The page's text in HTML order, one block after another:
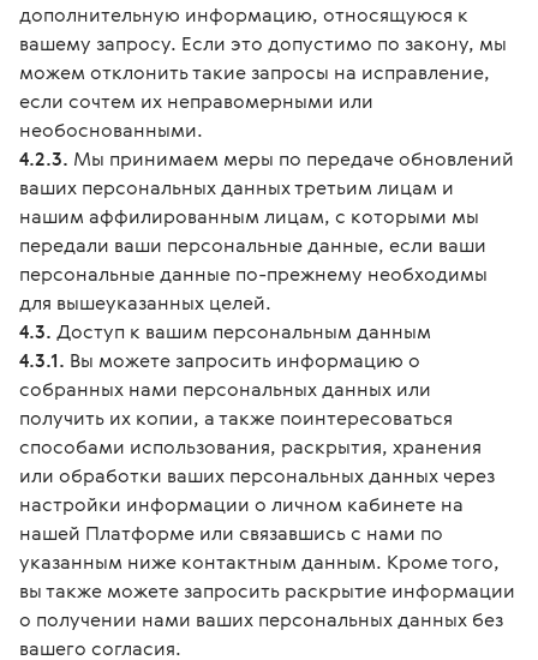
дополнительную информацию, относящуюся к
вашему запросу. Если это допустимо по закону, мы
можем отклонить такие запросы на исправление,
если сочтем их неправомерными или
необоснованными.
4.2.3. Мы принимаем меры по передаче обновлений
ваших персональных данных третьим лицам и
нашим аффилированным лицам, с которыми мы
передали ваши персональные данные, если ваши
персональные данные по-прежнему необходимы
для вышеуказанных целей.
4.3. Доступ к вашим персональным данным
4.3.1. Вы можете запросить информацию о
собранных нами персональных данных или
получить их копии, а также поинтересоваться
способами использования, раскрытия, хранения
или обработки ваших персональных данных через
настройки информации о личном кабинете на
нашей Платформе или связавшись с нами по
указанным ниже контактным данным. Кроме того,
вы также можете запросить раскрытие информации
о получении нами ваших персональных данных без
вашего согласия.